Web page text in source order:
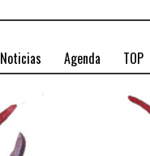
Noticias Agenda TOP